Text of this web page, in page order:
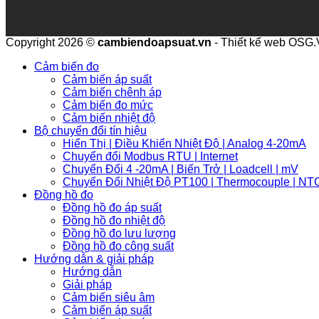
Copyright 2026 © cambiendoapsuat.vn - Thiết kế web
Cảm biến đo
Cảm biến áp suất
Cảm biến chênh áp
Cảm biến đo mức
Cảm biến nhiệt độ
Bộ chuyển đổi tín hiệu
Hiển Thị | Điều Khiển Nhiệt Độ | Analog 4-20mA
Chuyển đổi Modbus RTU | Internet
Chuyển Đổi 4 -20mA | Biến Trở | Loadcell | mV
Chuyển Đổi Nhiệt Độ PT100 | Thermocouple |
Đồng hồ đo
Đồng hồ đo áp suất
Đồng hồ đo nhiệt độ
Đồng hồ đo lưu lượng
Đồng hồ đo công suất
Hướng dẫn & giải pháp
Hướng dẫn
Giải pháp
Cảm biến siêu âm
Cảm biến áp suất